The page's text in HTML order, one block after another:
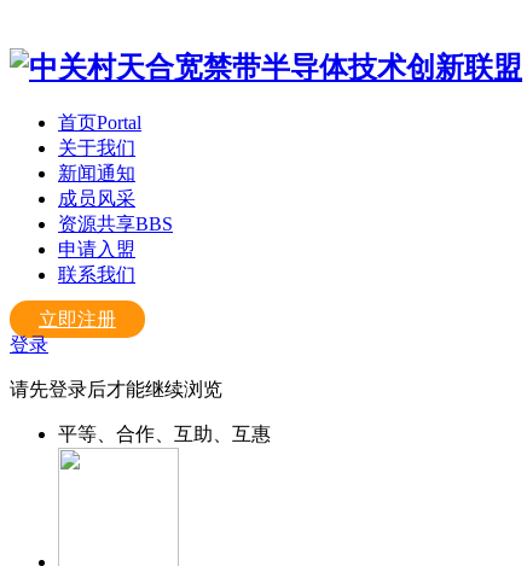
首页Portal
关于我们
新闻通知
成员风采
资源共享BBS
申请入盟
联系我们
立即注册
登录
请先登录后才能继续浏览
平等、合作、互助、互惠